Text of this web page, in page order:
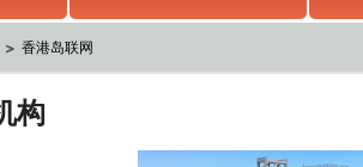
香港岛联网